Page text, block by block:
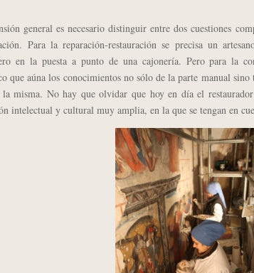
general es necesario distinguir entre dos cuestiones
Para la reparación-restauración se precisa un
en la puesta a punto de una cajonería. Pero para la
que aúna los conocimientos no sólo de la parte manual
misma. No hay que olvidar que hoy en día el
intelectual y cultural muy amplia, en la que se tengan en